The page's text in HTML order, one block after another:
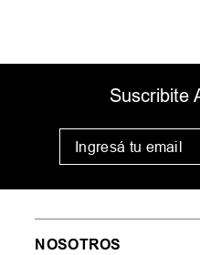
Suscribite
NOSOTROS